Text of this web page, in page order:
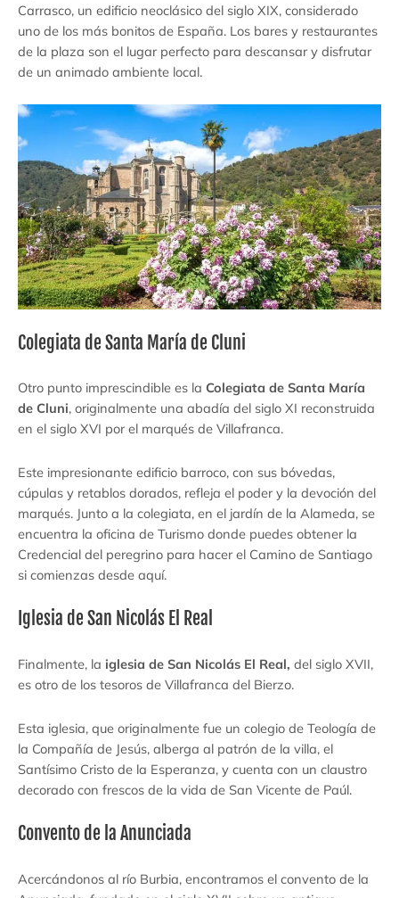
Carrasco, un edificio neoclásico del siglo XIX, considerado
uno de los más bonitos de España. Los bares y restaurantes
de la plaza son el lugar perfecto para descansar y disfrutar
de un animado ambiente local.
Colegiata de Santa María de Cluni
Otro punto imprescindible es la Colegiata de Santa María
de Cluni, originalmente una abadía del siglo XI reconstruida
en el siglo XVI por el marqués de Villafranca.
Este impresionante edificio barroco, con sus bóvedas,
cúpulas y retablos dorados, refleja el poder y la devoción del
marqués. Junto a la colegiata, en el jardín de la Alameda, se
encuentra la oficina de Turismo donde puedes obtener la
Credencial del peregrino para hacer el Camino de Santiago
si comienzas desde aquí.
Iglesia de San Nicolás El Real
Finalmente, la iglesia de San Nicolás El Real, del siglo XVII,
es otro de los tesoros de Villafranca del Bierzo.
Esta iglesia, que originalmente fue un colegio de Teología de
la Compañía de Jesús, alberga al patrón de la villa, el
Santísimo Cristo de la Esperanza, y cuenta con un claustro
decorado con frescos de la vida de San Vicente de Paúl.
Convento de la Anunciada
Acercándonos al río Burbia, encontramos el convento de la